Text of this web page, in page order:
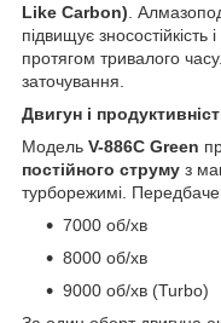
Like Carbon) .
підвищує зносостійкість
протягом тривалого
заточування.
Двигун і
Модель V-886C Green
постійного струму з
турборежимі.
7000 об/хв
8000 об/хв
9000 об/хв (Turbo)